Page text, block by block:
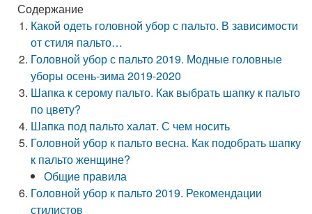
Содержание
Какой одеть головной убор с пальто. В зависимости
от стиля пальто…
Головной убор с пальто 2019. Модные головные
уборы осень-зима 2019-2020
Шапка к серому пальто. Как выбрать шапку к пальто
по цвету?
Шапка под пальто халат. С чем носить
Головной убор к пальто весна. Как подобрать шапку
к пальто женщине?
Общие правила
Головной убор к пальто 2019. Рекомендации
стилистов